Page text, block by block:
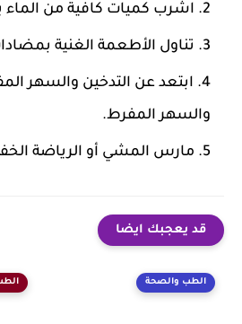
اشرب كميات كافية من الماء
تناول الأطعمة الغنية
ابتعد عن التدخين والسهر
والسهر المفرط.
مارس المشي أو الرياضة
قد يعجبك ايضا
الطب والصحة